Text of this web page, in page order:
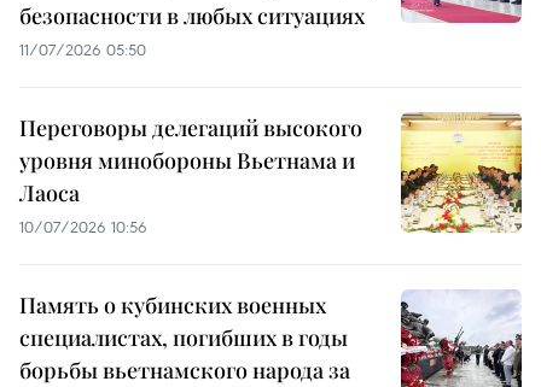
безопасности в любых ситуациях
11/07/2026 05:50
Переговоры делегаций высокого
уровня минобороны Вьетнама и
Лаоса
10/07/2026 10:56
Память о кубинских военных
специалистах, погибших в годы
борьбы вьетнамского народа за